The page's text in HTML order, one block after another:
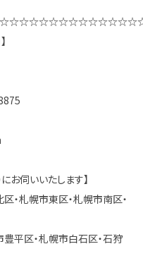
お伺いいたします】
・札幌市東区・札幌市南区・
平区・札幌市白石区・石狩